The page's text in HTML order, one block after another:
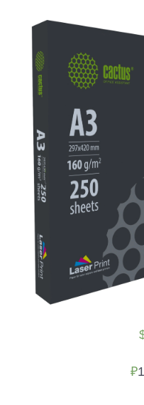
₽